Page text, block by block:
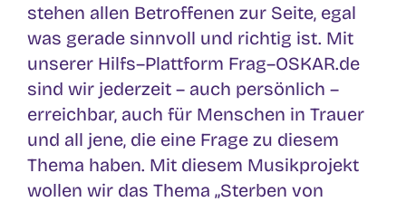
stehen allen Betroffenen zur Seite, egal
was gerade sinnvoll und richtig ist. Mit
unserer Hilfs–Plattform Frag–OSKAR.de
sind wir jederzeit – auch persönlich –
erreichbar, auch für Menschen in Trauer
und all jene, die eine Frage zu diesem
Thema haben. Mit diesem Musikprojekt
wollen wir das Thema „Sterben von